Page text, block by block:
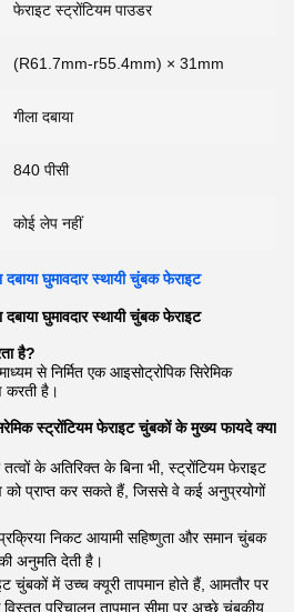
फेराइट स्ट्रोंटियम पाउडर
(R61.7mm-r55.4mm) × 31mm
गीला दबाया
840 पीसी
कोई लेप नहीं
घुमावदार स्थायी चुंबक फेराइट
घुमावदार स्थायी चुंबक फेराइट
है?
से निर्मित एक आइसोट्रोपिक सिरेमिक
करती है।
सिरेमिक स्ट्रोंटियम फेराइट चुंबकों के मुख्य फायदे क्या
के अतिरिक्त के बिना भी, स्ट्रोंटियम फेराइट
प्राप्त कर सकते हैं, जिससे वे कई अनुप्रयोगों
निकट आयामी सहिष्णुता और समान चुंबक
अनुमति देती है।
चुंबकों में उच्च क्यूरी तापमान होते हैं, आमतौर पर
परिचालन तापमान सीमा पर अच्छे चुंबकीय